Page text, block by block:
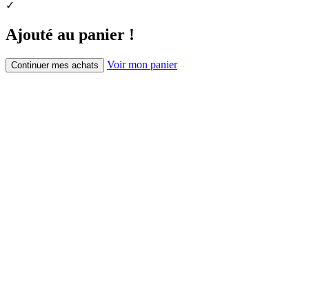
✓
Ajouté au panier !
Continuer mes achats Voir mon panier